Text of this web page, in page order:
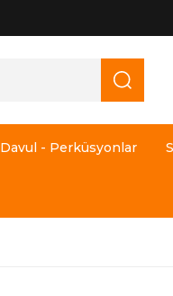
Davul - Perküsyonlar